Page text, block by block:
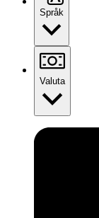
Språk
Valuta